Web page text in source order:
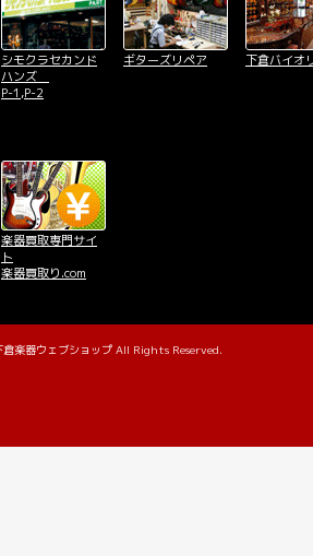
シモクラセカンド
ハンズ
P-1,P-2
ギターズリペア 下倉バイオ
楽器買取専門サイ
ト
楽器買取り.com
楽器ウェブショップ All Rights Reserved.